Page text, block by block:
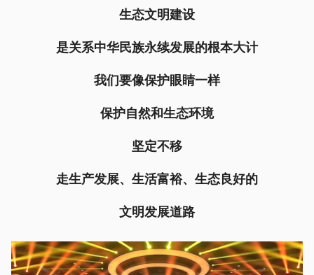
生态文明建设
是关系中华民族永续发展的根本大计
我们要像保护眼睛一样
保护自然和生态环境
坚定不移
走生产发展、生活富裕、生态良好的
文明发展道路